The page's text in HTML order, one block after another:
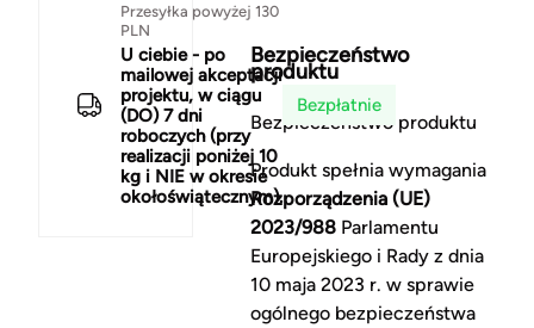
Przesyłka powyżej 130
PLN
U ciebie - po
mailowej akceptacji
projektu, w ciągu
(DO) 7 dni
roboczych (przy
realizacji poniżej 10
kg i NIE w okresie
okołoświątecznym).
Bezpłatnie
Bezpieczeństwo
produktu
Bezpieczeństwo produktu
Produkt spełnia wymagania
Rozporządzenia (UE)
2023/988Parlamentu
Europejskiego i Rady z dnia
10 maja 2023 r. w sprawie
ogólnego bezpieczeństwa